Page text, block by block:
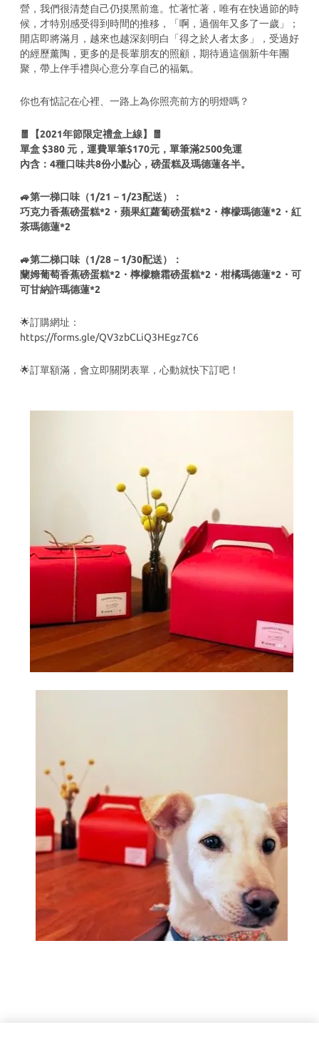
營，我們很清楚自己仍摸黑前進。忙著忙著，唯有在快過節的時
候，才特別感受得到時間的推移，「啊，過個年又多了一歲」；
開店即將滿月，越來也越深刻明白「得之於人者太多」，受過好
的經歷薰陶，更多的是長輩朋友的照顧，期待過這個新牛年團
聚，帶上伴手禮與心意分享自己的福氣。
你也有惦記在心裡、一路上為你照亮前方的明燈嗎？
🧧【2021年節限定禮盒上線】🧧
單盒 $380 元，運費單筆$170元，單筆滿2500免運
內含：4種口味共8份小點心，磅蛋糕及瑪德蓮各半。
🚙第一梯口味（1/21－1/23配送）：
巧克力香蕉磅蛋糕*2・蘋果紅蘿蔔磅蛋糕*2・檸檬瑪德蓮*2・紅
茶瑪德蓮*2
🚙第二梯口味（1/28－1/30配送）：
蘭姆葡萄香蕉磅蛋糕*2・檸檬糖霜磅蛋糕*2・柑橘瑪德蓮*2・可
可甘納許瑪德蓮*2
🌟訂購網址：
https://forms.gle/QV3zbCLiQ3HEgz7C6
🌟訂單額滿，會立即關閉表單，心動就快下訂吧！